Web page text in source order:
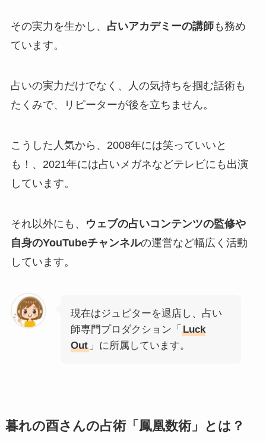
その実力を生かし、 占いアカデミーの講師も務め
ています。
占いの実力だけでなく、人の気持ちを掴む話術も
たくみで、リピーターが後を立ちません。
こうした人気から、2008年には笑っていいと
も！、2021年には占いメガネなどテレビにも出演
しています。
それ以外にも、
ウェブの占いコンテンツの監修や
自身のYouTubeチャンネルの運営など幅広く活動
しています。
現在はジュピターを退店し、占い
師専門プロダクション「 Luck
Out」に所属しています。
暮れの酉さんの占術「鳳凰数術」とは？